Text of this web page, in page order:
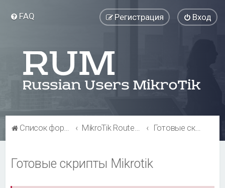
FAQ Вход
Регистрация
Список форумов MikroTik RouterOS Готовые скрипты Mikrotik
Готовые скрипты Mikrotik